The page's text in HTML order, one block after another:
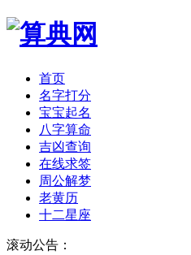
首页
名字打分
宝宝起名
八字算命
吉凶查询
在线求签
周公解梦
老黄历
十二星座
滚动公告：